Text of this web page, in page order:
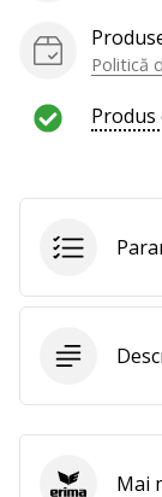
Politică
Mai